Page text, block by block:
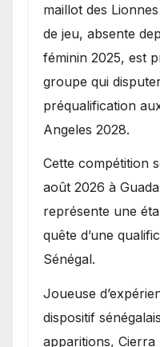
maillot des
de jeu, absente
féminin 2025, est
groupe qui
préqualification
Angeles 2028.
Cette compétition
août 2026 à
représente une
quête d’une
Sénégal.
Joueuse
dispositif
apparitions, Cierra